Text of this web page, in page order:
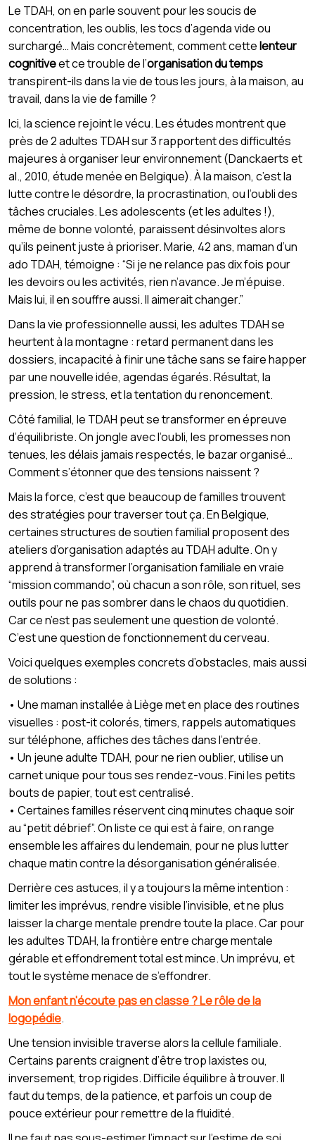
Le TDAH, on en parle souvent pour les soucis de
concentration, les oublis, les tocs d’agenda vide ou
surchargé… Mais concrètement, comment cettelenteur
cognitiveet ce trouble de l’organisation du temps
transpirent-ils dans la vie de tous les jours, à la maison, au
travail, dans la vie de famille ?
Ici, la science rejoint le vécu. Les études montrent que
près de 2 adultes TDAH sur 3 rapportent des difficultés
majeures à organiser leur environnement (Danckaerts et
al., 2010, étude menée en Belgique). À la maison, c’est la
lutte contre le désordre, la procrastination, ou l’oubli des
tâches cruciales. Les adolescents (et les adultes !),
même de bonne volonté, paraissent désinvoltes alors
qu’ils peinent juste à prioriser. Marie, 42 ans, maman d’un
ado TDAH, témoigne : “Si je ne relance pas dix fois pour
les devoirs ou les activités, rien n’avance. Je m’épuise.
Mais lui, il en souffre aussi. Il aimerait changer.”
Dans la vie professionnelle aussi, les adultes TDAH se
heurtent à la montagne : retard permanent dans les
dossiers, incapacité à finir une tâche sans se faire happer
par une nouvelle idée, agendas égarés. Résultat, la
pression, le stress, et la tentation du renoncement.
Côté familial, le TDAH peut se transformer en épreuve
d’équilibriste. On jongle avec l’oubli, les promesses non
tenues, les délais jamais respectés, le bazar organisé…
Comment s’étonner que des tensions naissent ?
Mais la force, c’est que beaucoup de familles trouvent
des stratégies pour traverser tout ça. En Belgique,
certaines structures de soutien familial proposent des
ateliers d’organisation adaptés au TDAH adulte. On y
apprend à transformer l’organisation familiale en vraie
“mission commando”, où chacun a son rôle, son rituel, ses
outils pour ne pas sombrer dans le chaos du quotidien.
Car ce n’est pas seulement une question de volonté.
C’est une question de fonctionnement du cerveau.
Voici quelques exemples concrets d’obstacles, mais aussi
de solutions :
• Une maman installée à Liège met en place des routines
visuelles : post-it colorés, timers, rappels automatiques
sur téléphone, affiches des tâches dans l’entrée.
• Un jeune adulte TDAH, pour ne rien oublier, utilise un
carnet unique pour tous ses rendez-vous. Fini les petits
bouts de papier, tout est centralisé.
• Certaines familles réservent cinq minutes chaque soir
au “petit débrief”. On liste ce qui est à faire, on range
ensemble les affaires du lendemain, pour ne plus lutter
chaque matin contre la désorganisation généralisée.
Derrière ces astuces, il y a toujours la même intention :
limiter les imprévus, rendre visible l’invisible, et ne plus
laisser la charge mentale prendre toute la place. Car pour
les adultes TDAH, la frontière entre charge mentale
gérable et effondrement total est mince. Un imprévu, et
tout le système menace de s’effondrer.
Mon enfant n'écoute pas en classe ? Le rôle de la
logopédie.
Une tension invisible traverse alors la cellule familiale.
Certains parents craignent d’être trop laxistes ou,
inversement, trop rigides. Difficile équilibre à trouver. Il
faut du temps, de la patience, et parfois un coup de
pouce extérieur pour remettre de la fluidité.